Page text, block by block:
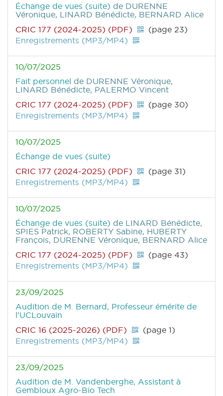
Échange de vues (suite) de DURENNE
Véronique, LINARD Bénédicte, BERNARD Alice
CRIC 177 (2024-2025) (PDF)
(page 23)
Enregistrements (MP3/MP4)
10/07/2025
Fait personnel de DURENNE Véronique,
LINARD Bénédicte, PALERMO Vincent
CRIC 177 (2024-2025) (PDF)
(page 30)
Enregistrements (MP3/MP4)
10/07/2025
Échange de vues (suite)
CRIC 177 (2024-2025) (PDF)
(page 31)
Enregistrements (MP3/MP4)
10/07/2025
Échange de vues (suite) de LINARD Bénédicte,
SPIES Patrick, ROBERTY Sabine, HUBERTY
François, DURENNE Véronique, BERNARD Alice
CRIC 177 (2024-2025) (PDF)
(page 43)
Enregistrements (MP3/MP4)
23/09/2025
Audition de M. Bernard, Professeur émérite de
l'UCLouvain
CRIC 16 (2025-2026) (PDF)
(page 1)
Enregistrements (MP3/MP4)
23/09/2025
Audition de M. Vandenberghe, Assistant à
Gembloux Agro-Bio Tech